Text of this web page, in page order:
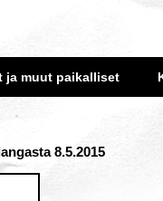
ja muut paikalliset
8.5.2015